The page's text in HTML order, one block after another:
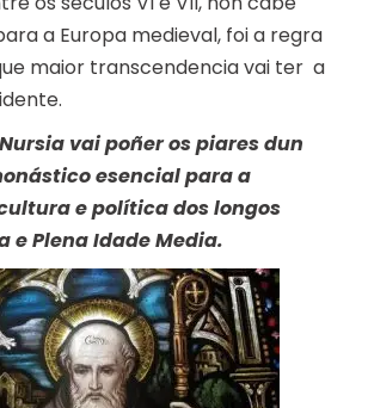
a Europa medieval, foi a regra
maior transcendencia vai ter a
vai poñer os piares dun
esencial para a
e política dos longos
e Plena Idade Media.